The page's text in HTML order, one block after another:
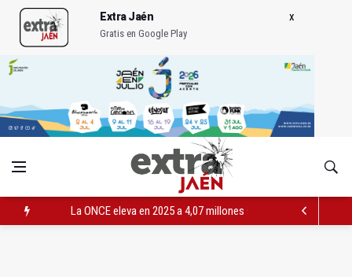
Extra Jaén
Gratis en Google Play
La ONCE eleva en 2025 a 4,07 millones su inversión social en